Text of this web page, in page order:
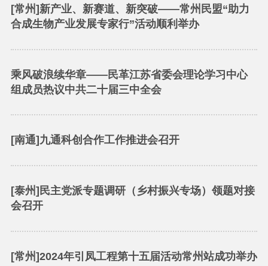
[常州]新产业、新赛道、新突破——常州民盟“助力
合成生物产业发展专家行”活动顺利举办
乘风破浪续华章——民革江苏省委会理论学习中心
组成员热议中共二十届三中全会
[南通]九通科创合作工作推进会召开
[泰州]民主党派专题调研（乡村振兴专场）领题对接
会召开
[常州]2024年引凤工程第十五届活动常州站成功举办